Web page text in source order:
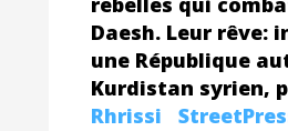
Daesh. Leur rêve:
une République
Kurdistan syrien,
Rhrissi